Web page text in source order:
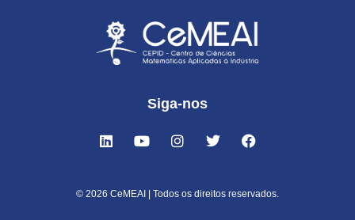
Siga-nos
© 2026 CeMEAI | Todos os direitos reservados.